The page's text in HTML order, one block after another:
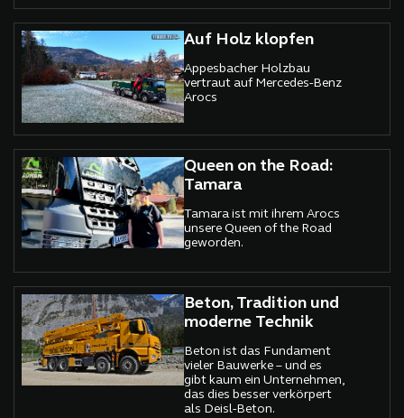
mehr als nur Schlagworte.
Einsatz. Gemeinsam bilden
sie ein starkes Team für die
Installation und
Instandhaltung von
Seilbahnen – ein eher
ungewöhnlicher Job, der vor
allem im Sommer
Auf Holz klopfen
Appesbacher Holzbau
vertraut auf Mercedes-Benz
Arocs
Queen on the Road:
Tamara
Tamara ist mit ihrem Arocs
unsere Queen of the Road
geworden.
Beton, Tradition und
moderne Technik
Beton ist das Fundament
vieler Bauwerke – und es
gibt kaum ein Unternehmen,
das dies besser verkörpert
als Deisl-Beton.